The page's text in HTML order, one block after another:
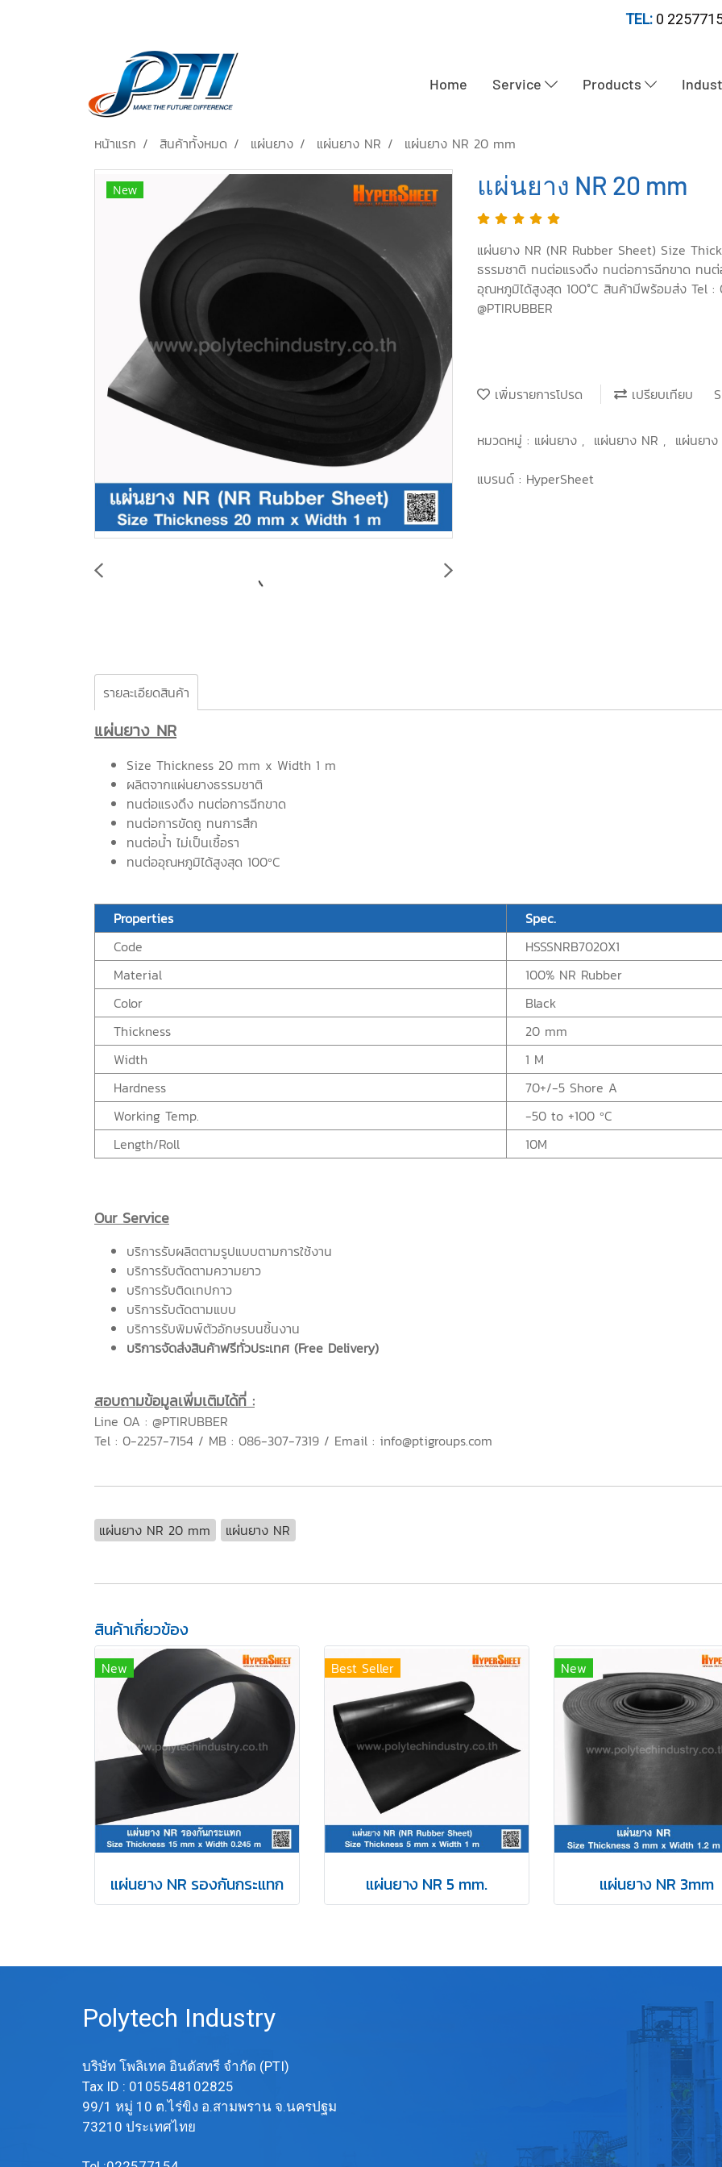
TEL:0
Home Service Products
หน้าแรก สินค้าทั้งหมด แผ่นยาง แผ่นยาง NR แผ่นยาง NR 20 mm
New แผ่นยาง NR 20 mm
แผ่นยาง NR (NR Rubber Sheet) Size
ธรรมชาติ ทนต่อแรงดึง ทนต่อการฉีกขาด ทน
อุณหภูมิได้สูงสุด 100°C สินค้ามีพร้อมส่ง Tel
@PTIRUBBER
เพิ่มรายการโปรด เปรียบเทียบ
หมวดหมู่ : แผ่นยาง , แผ่นยาง NR , แผ่นยาง
แบรนด์ : HyperSheet
รายละเอียดสินค้า
แผ่นยาง NR
Size Thickness 20 mm x Width 1 m
ผลิตจากแผ่นยางธรรมชาติ
ทนต่อแรงดึง ทนต่อการฉีกขาด
ทนต่อการขัดถู ทนการสึก
ทนต่อน้ำ ไม่เป็นเชื้อรา
ทนต่ออุณหภูมิได้สูงสุด 100ºC
Properties
Spec.
Code
HSSSNRB7020X1
Material
100% NR Rubber
Color
Black
Thickness
20 mm
Width
1 M
Hardness
70+/-5 Shore A
Working Temp.
-50 to +100 ºC
Length/Roll
10M
Our Service
บริการรับผลิตตามรูปแบบตามการใช้งาน
บริการรับตัดตามความยาว
บริการรับติดเทปกาว
บริการรับตัดตามแบบ
บริการรับพิมพ์ตัวอักษรบนชิ้นงาน
บริการจัดส่งสินค้าฟรีทั่วประเทศ (Free Delivery)
สอบถามข้อมูลเพิ่มเติมได้ที่ :
Line OA : @PTIRUBBER
Tel : 0-2257-7154 / MB : 086-307-7319 / Email : info@ptigroups.com
แผ่นยาง NR 20 mm แผ่นยาง NR
สินค้าเกี่ยวข้อง
New
แผ่นยาง NR รองกันกระแทก
Best Seller
แผ่นยาง NR 5 mm.
New
แผ่นยาง NR 3mm
Polytech Industry
บริษัท โพลิเทค อินดัสทรี จำกัด (PTI)
Tax ID : 0105548102825
99/1 หมู่ 10 ต.ไร่ขิง อ.สามพราน จ.นครปฐม
73210 ประเทศไทย